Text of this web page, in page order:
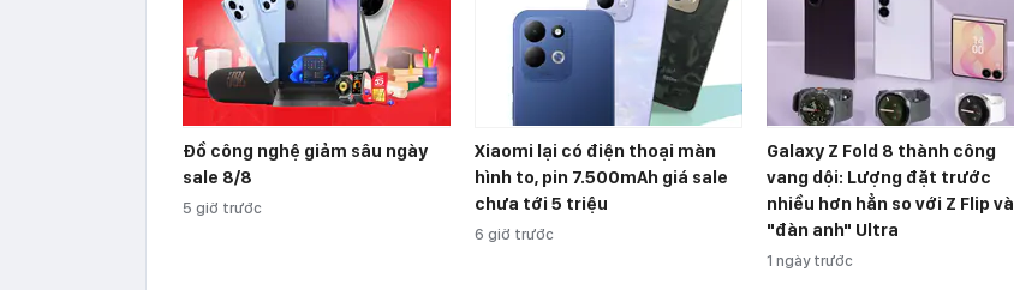
Đồ công nghệ giảm sâu ngày
sale 8/8
5 giờ trước
Xiaomi lại có điện thoại màn
hình to, pin 7.500mAh giá sale
chưa tới 5 triệu
6 giờ trước
Galaxy Z Fold 8 thành công
vang dội: Lượng đặt trước
nhiều hơn hẳn so với Z Flip và
"đàn anh" Ultra
1 ngày trước